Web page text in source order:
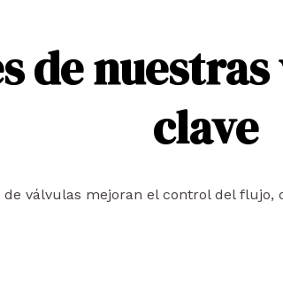
de
clave
válvulas mejoran el control del